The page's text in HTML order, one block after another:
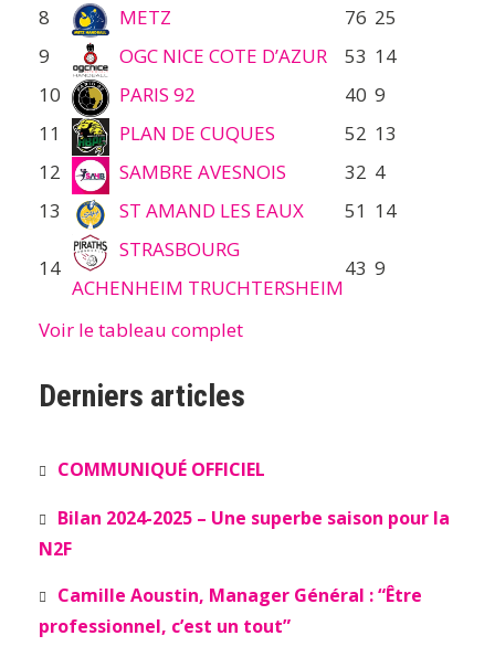
8 METZ 76 25
9
OGC NICE COTE D’AZUR 53 14
10
PARIS 92 40 9
11
PLAN DE CUQUES 52 13
12
SAMBRE AVESNOIS 32 4
13
ST AMAND LES EAUX 51 14
14
STRASBOURG
ACHENHEIM TRUCHTERSHEIM
43 9
Voir le tableau complet
Derniers articles
COMMUNIQUÉ OFFICIEL
Bilan 2024-2025 – Une superbe saison pour la
N2F
Camille Aoustin, Manager Général : “Être
professionnel, c’est un tout”